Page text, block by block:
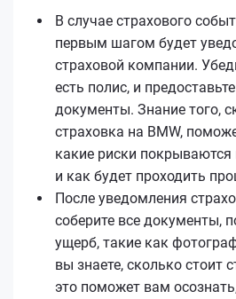
В случае страхового
первым шагом будет
страховой компании.
есть полис, и
документы. Знание того,
страховка на BMW,
какие риски
и как будет проходить
После уведомления
соберите все документы,
ущерб, такие как
вы знаете, сколько стоит
это поможет вам